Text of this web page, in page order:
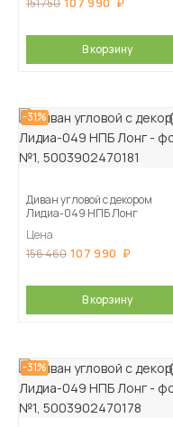
151 750
В корзину
-31%
Диван угловой с декором
Лидиа-049 НПБ Лонг
Цена
156 460 107 990
В корзину
-31%